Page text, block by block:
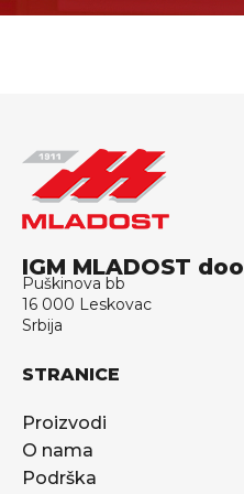
IGM MLADOST doo
Puškinova bb
16 000 Leskovac
Srbija
STRANICE
Proizvodi
O nama
Podrška